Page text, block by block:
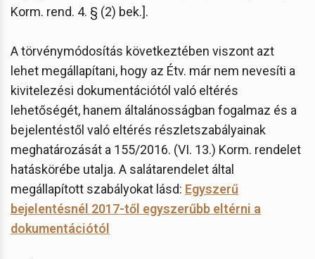
Korm. rend. 4. § (2) bek.].
A törvénymódosítás következtében viszont azt
lehet megállapítani, hogy az Étv. már nem nevesíti a
kivitelezési dokumentációtól való eltérés
lehetőségét, hanem általánosságban fogalmaz és a
bejelentéstől való eltérés részletszabályainak
meghatározását a 155/2016. (VI. 13.) Korm. rendelet
hatáskörébe utalja. A salátarendelet által
megállapított szabályokat lásd: Egyszerű
bejelentésnél 2017-től egyszerűbb eltérni a
dokumentációtól